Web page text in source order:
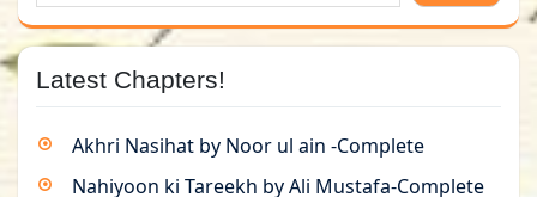
Latest Chapters!
Akhri Nasihat by Noor ul ain -Complete
Nahiyoon ki Tareekh by Ali Mustafa-Complete